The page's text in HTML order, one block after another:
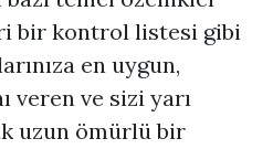
bir kontrol listesi gibi
en uygun,
veren ve sizi yarı
uzun ömürlü bir